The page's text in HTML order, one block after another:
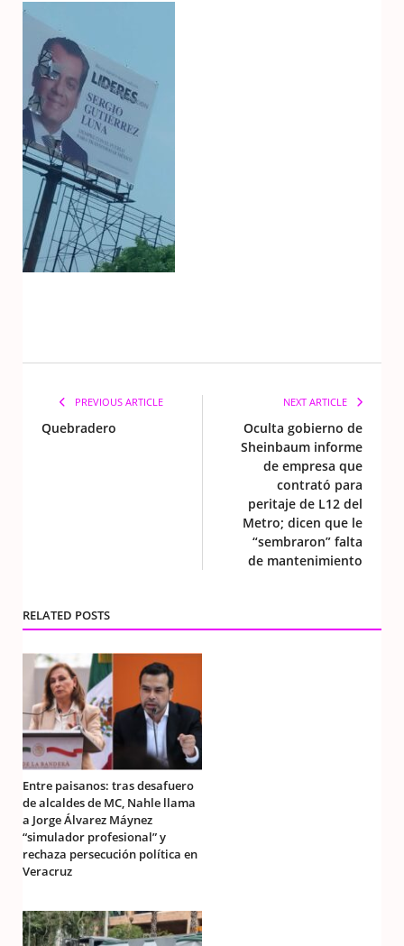
PREVIOUS ARTICLE
Quebradero
NEXT ARTICLE
Oculta gobierno de
Sheinbaum informe
de empresa que
contrató para
peritaje de L12 del
Metro; dicen que le
“sembraron” falta
de mantenimiento
RELATED POSTS
Entre paisanos: tras desafuero
de alcaldes de MC, Nahle llama
a Jorge Álvarez Máynez
“simulador profesional” y
rechaza persecución política en
Veracruz